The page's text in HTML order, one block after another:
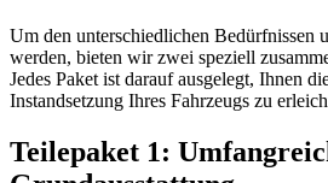
Um den unterschiedlichen Bedürfnissen
werden, bieten wir zwei speziell
Jedes Paket ist darauf ausgelegt, Ihnen
Instandsetzung Ihres Fahrzeugs zu
Teilepaket 1: